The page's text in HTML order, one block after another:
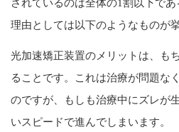
されているのは全体の1割以下で
理由としては以下のようなものが
光加速矯正装置のメリットは、も
ることです。これは治療が問題な
のですが、もしも治療中にズレが
いスピードで進んでしまいます。